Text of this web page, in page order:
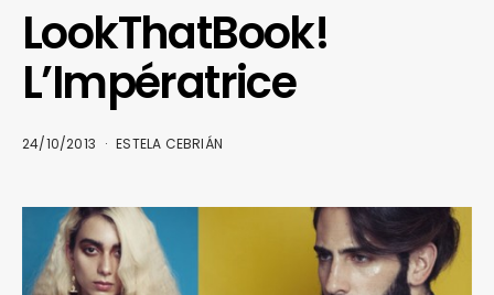
LookThatBook!
L’Impératrice
24/10/2013 ESTELA CEBRIÁN